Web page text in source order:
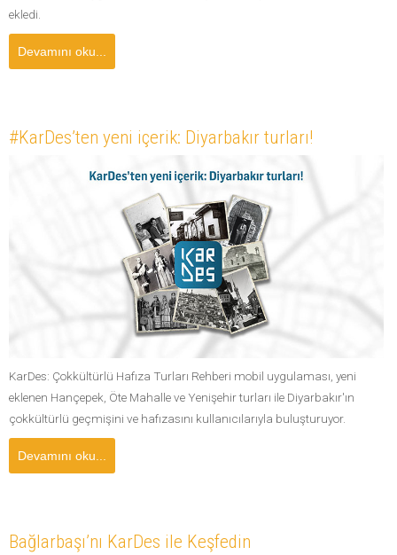
ekledi.
Devamını oku...
#KarDes’ten yeni içerik: Diyarbakır turları!
KarDes: Çokkültürlü Hafıza Turları Rehberi mobil uygulaması, yeni
eklenen Hançepek, Öte Mahalle ve Yenişehir turları ile Diyarbakır'ın
çokkültürlü geçmişini ve hafızasını kullanıcılarıyla buluşturuyor.
Devamını oku...
Bağlarbaşı’nı KarDes ile Keşfedin